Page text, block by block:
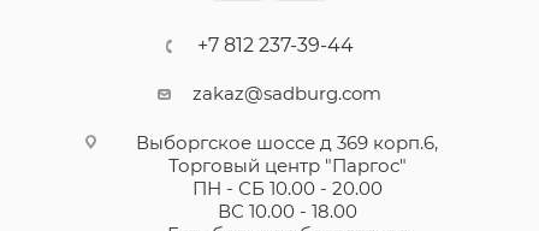
+7 812 237-39-44
zakaz@sadburg.com
Выборгское шоссе д 369 корп.6,
Торговый центр "Паргос"
ПН - СБ 10.00 - 20.00
ВС 10.00 - 18.00